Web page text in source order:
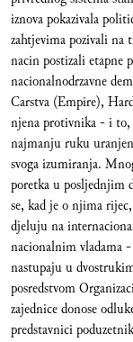
iznova pokazivala
zahtjevima pozivali
nacin postizali etapne
nacionalnodrzavne
Carstva (Empire),
njena protivnika - i to,
najmanju ruku
svoga izumiranja.
poretka u posljednjim
se, kad je o njima
djeluju na
nacionalnim vladama
nastupaju u
posredstvom
zajednice donose
predstavnici